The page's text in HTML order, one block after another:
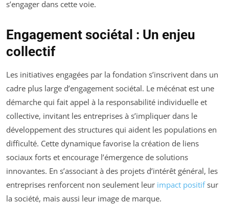
s’engager dans cette voie.
Engagement sociétal : Un enjeu
collectif
Les initiatives engagées par la fondation s’inscrivent dans un
cadre plus large d’engagement sociétal. Le mécénat est une
démarche qui fait appel à la responsabilité individuelle et
collective, invitant les entreprises à s’impliquer dans le
développement des structures qui aident les populations en
difficulté. Cette dynamique favorise la création de liens
sociaux forts et encourage l’émergence de solutions
innovantes. En s’associant à des projets d’intérêt général, les
entreprises renforcent non seulement leur impact positifsur
la société, mais aussi leur image de marque.